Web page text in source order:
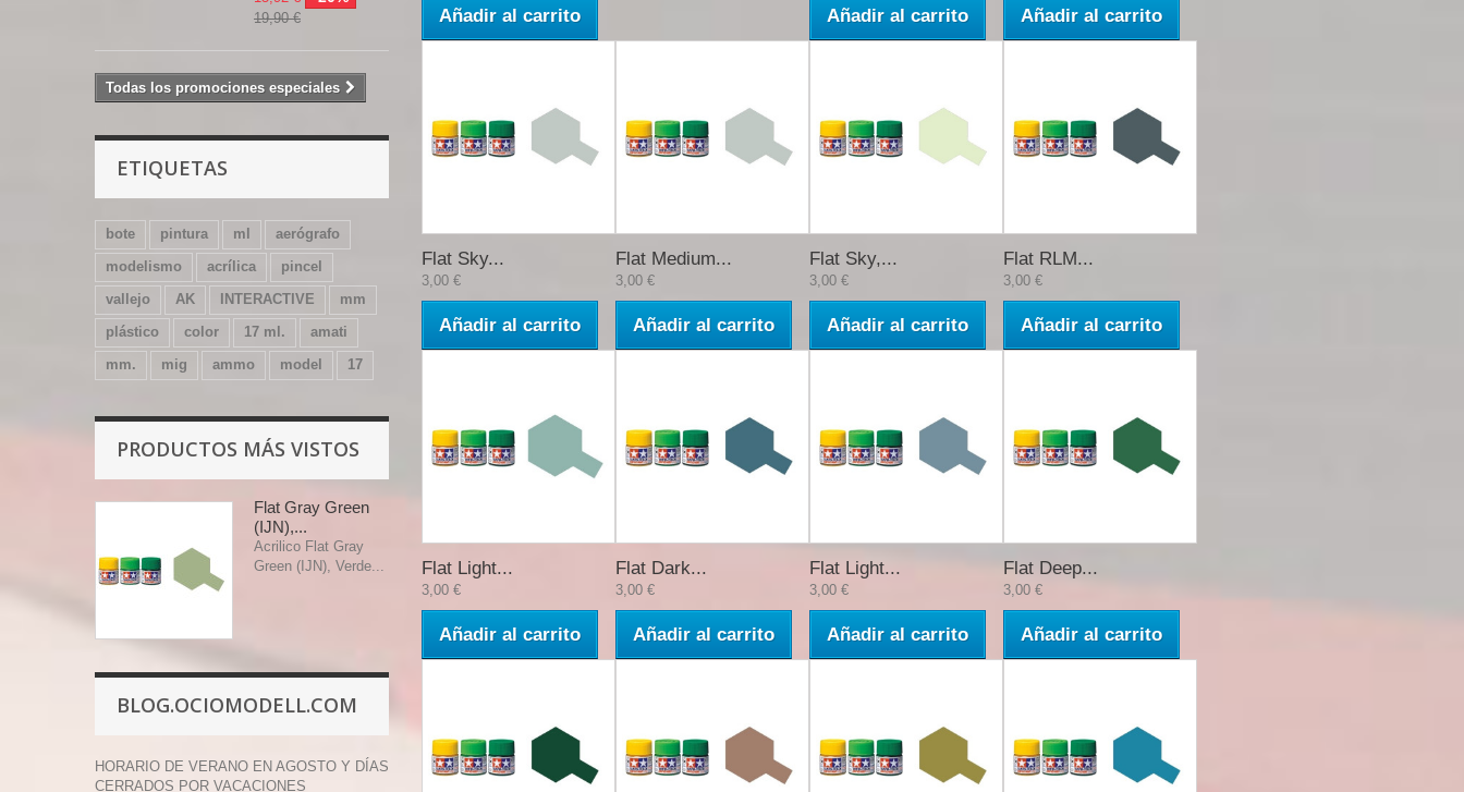
19,90 €
Todas los promociones especiales
ETIQUETAS
bote pintura ml
aerógrafo
modelismo
acrílica
pincel
vallejo
AK INTERACTIVE
mm
plástico
color 17 ml.
amati
mm.
mig ammo model 17
PRODUCTOS MÁS VISTOS
Flat Gray Green
(IJN),...
Acrilico Flat Gray
Green (IJN), Verde...
BLOG.OCIOMODELL.COM
HORARIO DE VERANO EN AGOSTO Y DÍAS
CERRADOS POR VACACIONES
Añadir al carrito Añadir al carrito Añadir al carrito
Flat Sky...
3,00 €
Añadir al carrito
Flat Medium...
3,00 €
Añadir al carrito
Flat Sky,...
3,00 €
Añadir al carrito
Flat RLM...
3,00 €
Añadir al carrito
Flat Light...
3,00 €
Añadir al carrito
Flat Dark...
3,00 €
Añadir al carrito
Flat Light...
3,00 €
Añadir al carrito
Flat Deep...
3,00 €
Añadir al carrito